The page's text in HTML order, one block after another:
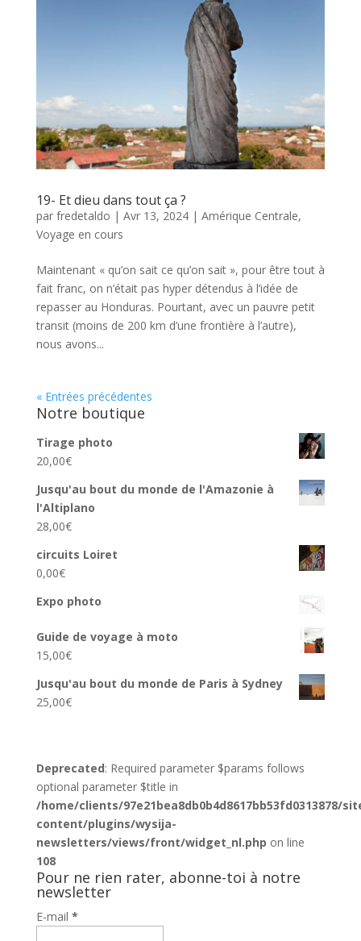
19- Et dieu dans tout ça ?
par fredetaldo | Avr 13, 2024| Amérique Centrale,
Voyage en cours
Maintenant « qu’on sait ce qu’on sait », pour être tout à
fait franc, on n’était pas hyper détendus à l’idée de
repasser au Honduras. Pourtant, avec un pauvre petit
transit (moins de 200 km d’une frontière à l’autre),
nous avons...
« Entrées précédentes
Notre boutique
Tirage photo
20,00€
Jusqu'au bout du monde de l'Amazonie à
l'Altiplano
28,00€
circuits Loiret
0,00€
Expo photo
Guide de voyage à moto
15,00€
Jusqu'au bout du monde de Paris à Sydney
25,00€
Deprecated: Required parameter $params follows
optional parameter $title in
/home/clients/97e21bea8db0b4d8617bb53fd0313878/
content/plugins/wysija-
newsletters/views/front/widget_nl.php on line
108
Pour ne rien rater, abonne-toi à notre
newsletter
E-mail *